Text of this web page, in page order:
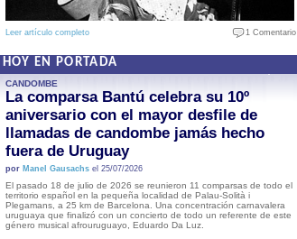
Leer artículo completo 1 Comentario
HOY EN PORTADA
CANDOMBE
La comparsa Bantú celebra su 10º
aniversario con el mayor desfile de
llamadas de candombe jamás hecho
fuera de Uruguay
por Manel Gausachsel 25/07/2026
El pasado 18 de julio de 2026 se reunieron 11 comparsas de todo el
territorio español en la pequeña localidad de Palau-Solità i
Plegamans, a 25 km de Barcelona. Una concentración carnavalera
uruguaya que finalizó con un concierto de todo un referente de este
género musical afrouruguayo, Eduardo Da Luz.